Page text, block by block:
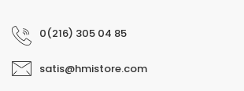
0(216) 305 04 85
satis@hmistore.com